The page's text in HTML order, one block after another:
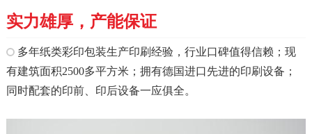
实力雄厚，产能保证
多年纸类彩印包装生产印刷经验，行业口碑值得信赖；现
有建筑面积2500多平方米；拥有德国进口先进的印刷设备；
同时配套的印前、印后设备一应俱全。